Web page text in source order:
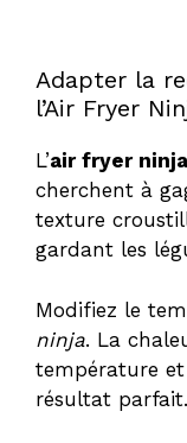
Adapter la
l’Air Fryer
L’air fryer ninja
cherchent à
texture
gardant les
Modifiez le
ninja. La
température
résultat parfait.